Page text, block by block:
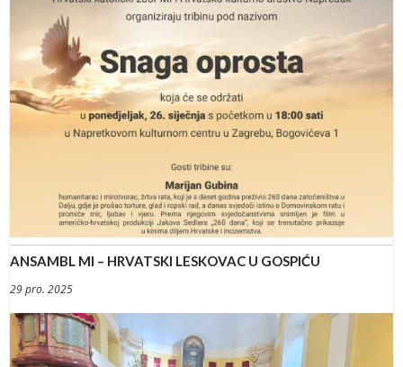
ANSAMBL MI – HRVATSKI LESKOVAC U GOSPIĆU
29 pro. 2025